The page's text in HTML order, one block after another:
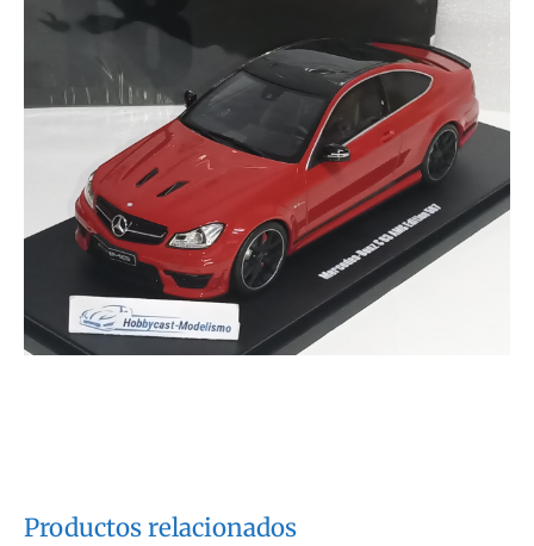
Productos relacionados